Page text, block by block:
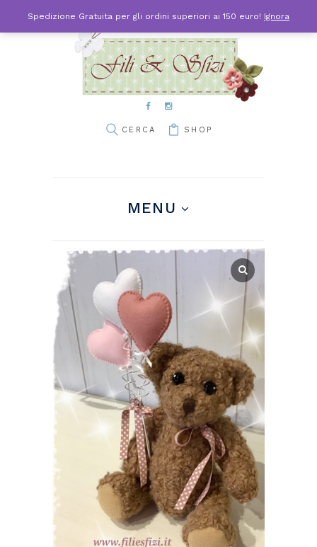
SHOP
MENU
Spedizione Gratuita per gli ordini superiori ai 150 euro! Ignora